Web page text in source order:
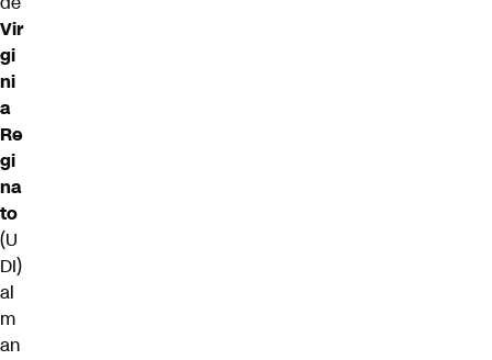
Vir
gi
ni
a
Re
gi
na
to
(U
DI)
al
m
an